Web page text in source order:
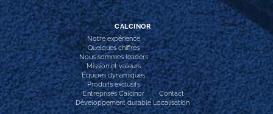
CALCINOR
Notre expérience
Quelques chiffres
Nous sommes leaders
Mission et valeurs
Équipes dynamiques
Produits exclusifs
Entreprises Calcinor
Développement durable
Contact
Localisation